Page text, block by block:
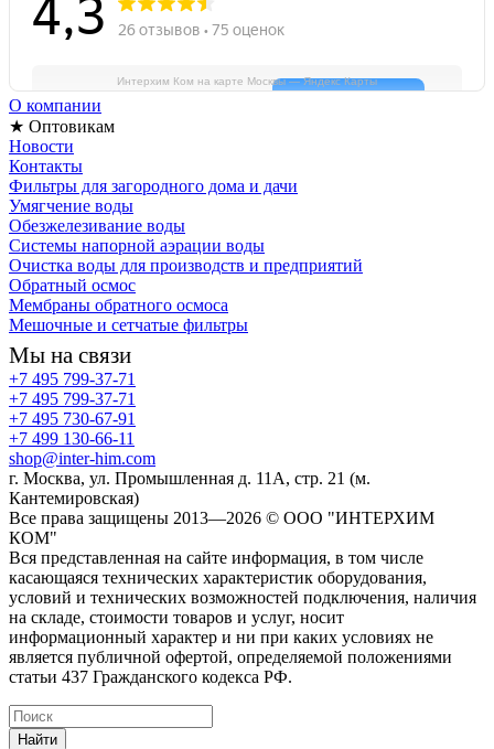
Интерхим Ком на карте Москвы — Яндекс Карты
О компании
★ Оптовикам
Новости
Контакты
Фильтры для загородного дома и дачи
Умягчение воды
Обезжелезивание воды
Системы напорной аэрации воды
Очистка воды для производств и предприятий
Обратный осмос
Мембраны обратного осмоса
Мешочные и сетчатые фильтры
Мы на связи
+7 495 799-37-71
+7 495 799-37-71
+7 495 730-67-91
+7 499 130-66-11
shop@inter-him.com
г. Москва, ул. Промышленная д. 11А, стр. 21 (м.
Кантемировская)
Все права защищены 2013—2026 © OOO "ИНТЕРХИМ
КОМ"
Вся представленная на сайте информация, в том числе
касающаяся технических характеристик оборудования,
условий и технических возможностей подключения, наличия
на складе, стоимости товаров и услуг, носит
информационный характер и ни при каких условиях не
является публичной офертой, определяемой положениями
статьи 437 Гражданского кодекса РФ.
Найти